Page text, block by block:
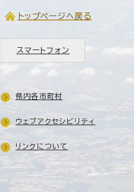
トップページへ戻る
スマートフォン
県内各市町村
ウェブアクセシビリティ
リンクについて